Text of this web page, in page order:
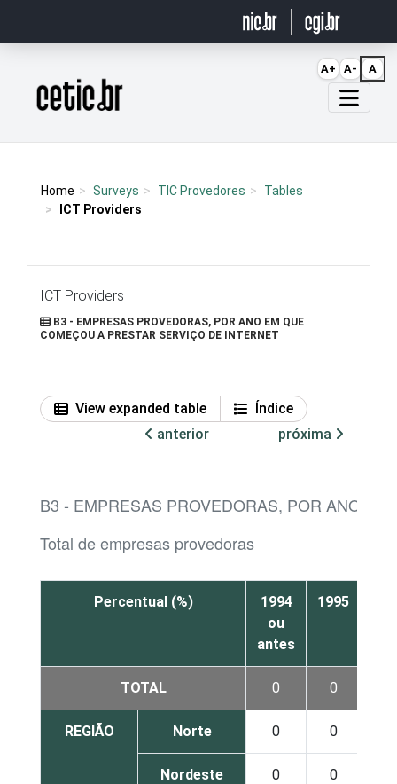
Página inicial
Home Surveys TIC Provedores
Tables
ICT Providers
ICT Providers
B3 - EMPRESAS PROVEDORAS, POR ANO EM QUE
COMEÇOU A PRESTAR SERVIÇO DE INTERNET
View expanded table
Índice
anterior
próxima
B3 - EMPRESAS PROVEDORAS, POR ANO
Total de empresas provedoras
Percentual (%)
1994
ou
antes
1995
TOTAL 0 0
REGIÃO Norte 0 0
Nordeste 0 0
A+ A- A